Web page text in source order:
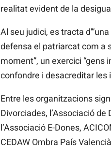
realitat evident de la
Al seu judici, es tracta
defensa el patriarcat com a
moment”, un exercici
confondre i desacreditar les
Entre les organitzacions
Divorciades, l’Associació
l’Associació E-Dones,
CEDAW Ombra País